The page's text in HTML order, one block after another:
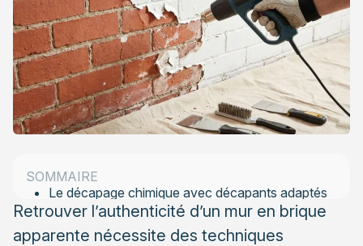
Retrouver l’authenticité d’un mur en brique
apparente nécessite des techniques
SOMMAIRE
Identifier le type de peinture avant tout décapage
Reconnaître une peinture acrylique à l’eau
Différencier une peinture glycéro ou à l’huile
Identifier une peinture à la chaux traditionnelle
professionnel
Le décapage chimique avec décapants adaptés
Le décapage thermique au décapeur ou vapeur